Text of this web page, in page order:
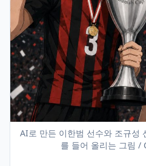
AI로 만든 이한범 선수와 조규성
를 들어 올리는 그림 /